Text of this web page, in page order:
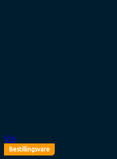
Vis
Bestillingsvare